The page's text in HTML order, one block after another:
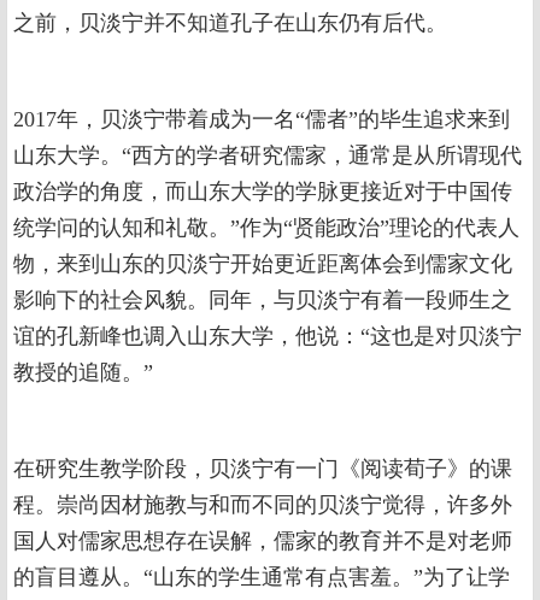
之前，贝淡宁并不知道孔子在山东仍有后代。
2017年，贝淡宁带着成为一名“儒者”的毕生追求来到
山东大学。“西方的学者研究儒家，通常是从所谓现代
政治学的角度，而山东大学的学脉更接近对于中国传
统学问的认知和礼敬。”作为“贤能政治”理论的代表人
物，来到山东的贝淡宁开始更近距离体会到儒家文化
影响下的社会风貌。同年，与贝淡宁有着一段师生之
谊的孔新峰也调入山东大学，他说：“这也是对贝淡宁
教授的追随。”
在研究生教学阶段，贝淡宁有一门《阅读荀子》的课
程。崇尚因材施教与和而不同的贝淡宁觉得，许多外
国人对儒家思想存在误解，儒家的教育并不是对老师
的盲目遵从。“山东的学生通常有点害羞。”为了让学